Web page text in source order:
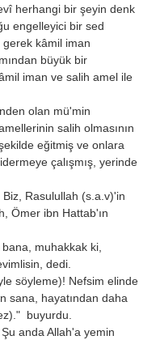
herhangi bir şeyin denk
engelleyici bir sed
kâmil iman
büyük bir
iman ve salih amel ile
olan mü'min
salih olmasının
eğitmiş ve onlara
çalışmış, yerinde
Rasulullah (s.a.v)'in
Ömer ibn Hattab'ın
muhakkak ki,
dedi.
söyleme)! Nefsim elinde
sana, hayatından daha
buyurdu.
anda Allah'a yemin